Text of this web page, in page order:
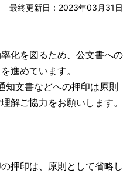
最終更新日：2023年03月31日
化を図るため、公文書への
進めています。
知文書などへの押印は原則
解ご協力をお願いします。
押印は、原則として省略し